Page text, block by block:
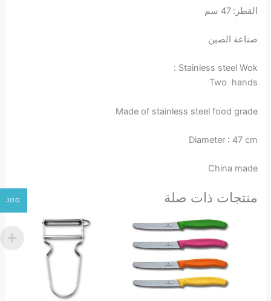
القطر: 47 سم
صناعة الصين
Stainless steel Wok :
Two hands
Made of stainless steel food grade
Diameter : 47 cm
China made
منتجات ذات صلة JOD